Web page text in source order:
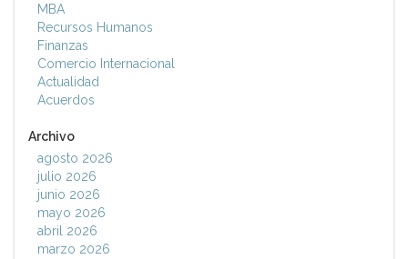
MBA
Recursos Humanos
Finanzas
Comercio Internacional
Actualidad
Acuerdos
Archivo
agosto 2026
julio 2026
junio 2026
mayo 2026
abril 2026
marzo 2026